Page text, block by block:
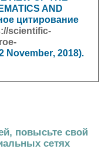
AND
цитирование
scientific-
November, 2018).
повысьте свой
сетях